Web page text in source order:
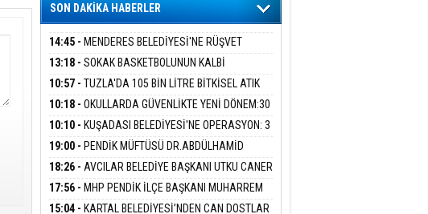
Şiyar Adıyaman
Ben Bu Sahaya Sığmazam
Hasan Ali Çölük
Bir Satırın İçindeki İnsan
Ezgi Kılıç
SİVAS: ATEŞE ATILAN VİCDAN
BARIŞ BAŞARSLAN
SON DAKİKA HABERLER
14:45 - MENDERES BELEDİYESİ'NE RÜŞVET
OPERASYONU:BELEDİYE BAŞKANI İLKAY ÇİÇEK
ADLİYEYE SEVK EDİLDİ
13:18 - SOKAK BASKETBOLUNUN KALBİ
ÜMRANİYE’DE ATACAK
10:57 - TUZLA'DA 105 BİN LİTRE BİTKİSEL ATIK
YAĞ TOPLANDI
10:18 - OKULLARDA GÜVENLİKTE YENİ DÖNEM:30
BİN PERSONEL ALINACAK DEDEKTÖRLÜ ARAMA
GELİYOR
10:10 - KUŞADASI BELEDİYESİ'NE OPERASYON: 3
DALGADA 15 GÖZALTI
19:00 - PENDİK MÜFTÜSÜ DR.ABDÜLHAMİD
PEHLİVAN BASIN MENSUPLARINI AĞIRLADI
18:26 - AVCILAR BELEDİYE BAŞKANI UTKU CANER
ÇANKAYA HAKKINDA TAHLİYE KARARI
17:56 - MHP PENDİK İLÇE BAŞKANI MUHARREM
KIR KARTAL ORDULULAR DERNEĞİ HEYETİNİ
15:04 - KARTAL BELEDİYESİ’NDEN CAN DOSTLAR